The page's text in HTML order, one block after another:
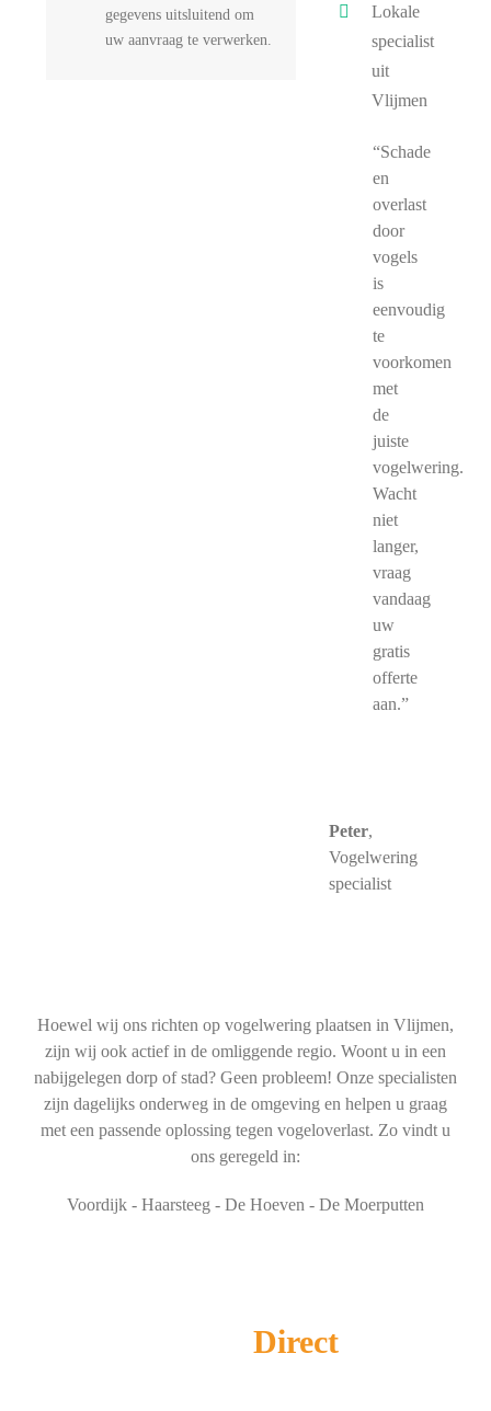
gegevens uitsluitend om
uw aanvraag te verwerken.
Lokale
specialist
uit
Vlijmen
“Schade
en
overlast
door
vogels
is
eenvoudig
te
voorkomen
met
de
juiste
vogelwering.
Wacht
niet
langer,
vraag
vandaag
uw
gratis
offerte
aan.”
Peter,
Vogelwering
specialist
Hoewel wij ons richten op vogelwering plaatsen in Vlijmen,
zijn wij ook actief in de omliggende regio. Woont u in een
nabijgelegen dorp of stad? Geen probleem! Onze specialisten
zijn dagelijks onderweg in de omgeving en helpen u graag
met een passende oplossing tegen vogeloverlast. Zo vindt u
ons geregeld in:
Voordijk - Haarsteeg - De Hoeven - De Moerputten
Direct